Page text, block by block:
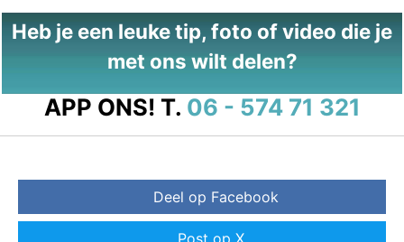
Heb je een leuke tip, foto of video die je
met ons wilt delen?
APP ONS! T. 06 - 574 71 321
Deel op Facebook